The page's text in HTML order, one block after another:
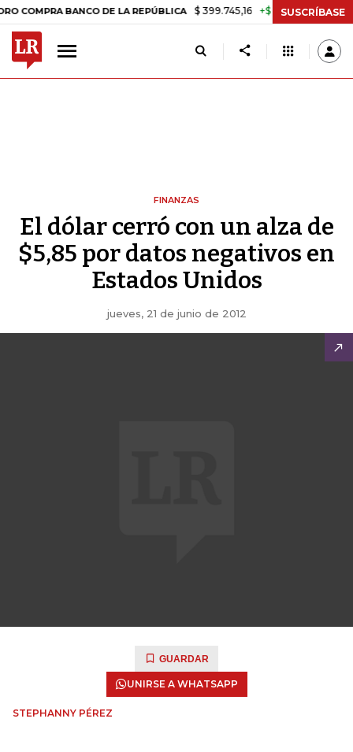
BANCO DE LA REPÚBLICA $ 399.745,16 +$ 2.295,71 +0,58%
SUSCRÍBASE
FINANZAS
El dólar cerró con un alza de
$5,85 por datos negativos en
Estados Unidos
jueves, 21 de junio de 2012
GUARDAR
UNIRSE A WHATSAPP
STEPHANNY PÉREZ